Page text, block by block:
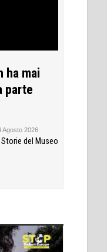
ha mai
parte
Agosto 2026
del Museo